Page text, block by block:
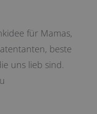
für Mamas,
beste
uns lieb sind.